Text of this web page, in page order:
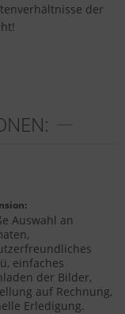
der
Auswahl an
einfaches
der Bilder,
auf Rechnung,
Erledigung.